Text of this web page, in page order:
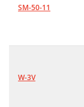
SM-50-11
W-3V